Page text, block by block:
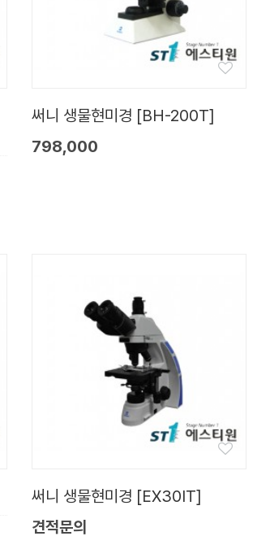
써니 생물현미경 [BH-200T]
798,000
써니 생물현미경 [EX30IT]
견적문의